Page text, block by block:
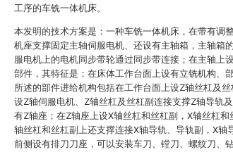
工序的车铣一体机床。
本发明的技术方案是：一种车铣一体机床，在带有调
机座支撑固定主轴伺服电机、还设有主轴箱，主轴箱
服电机上的电机同步带轮通过同步带连接；在主轴上
部件，其特征是：在床体工作台面上设有立铣机构、
所述的部件进给机构包括在工作台面上设Z轴丝杠及
设Z轴伺服电机、Z轴丝杠及丝杠副连接支撑Z轴导轨
有Z轴座；在Z轴座上设X轴丝杠和丝杠副，X轴丝杠
轴丝杠和丝杠副上还支撑连接X轴导轨、导轨副，X轴
前侧设有排刀刀座，可以安装车刀、镗刀、螺纹刀、